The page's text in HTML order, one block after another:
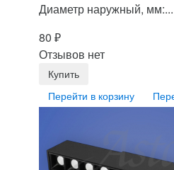
Диаметр наружный, мм:...
80 ₽
Отзывов нет
Перейти в корзину